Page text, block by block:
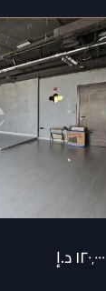
١٢٠٬٠٠٠د.إ